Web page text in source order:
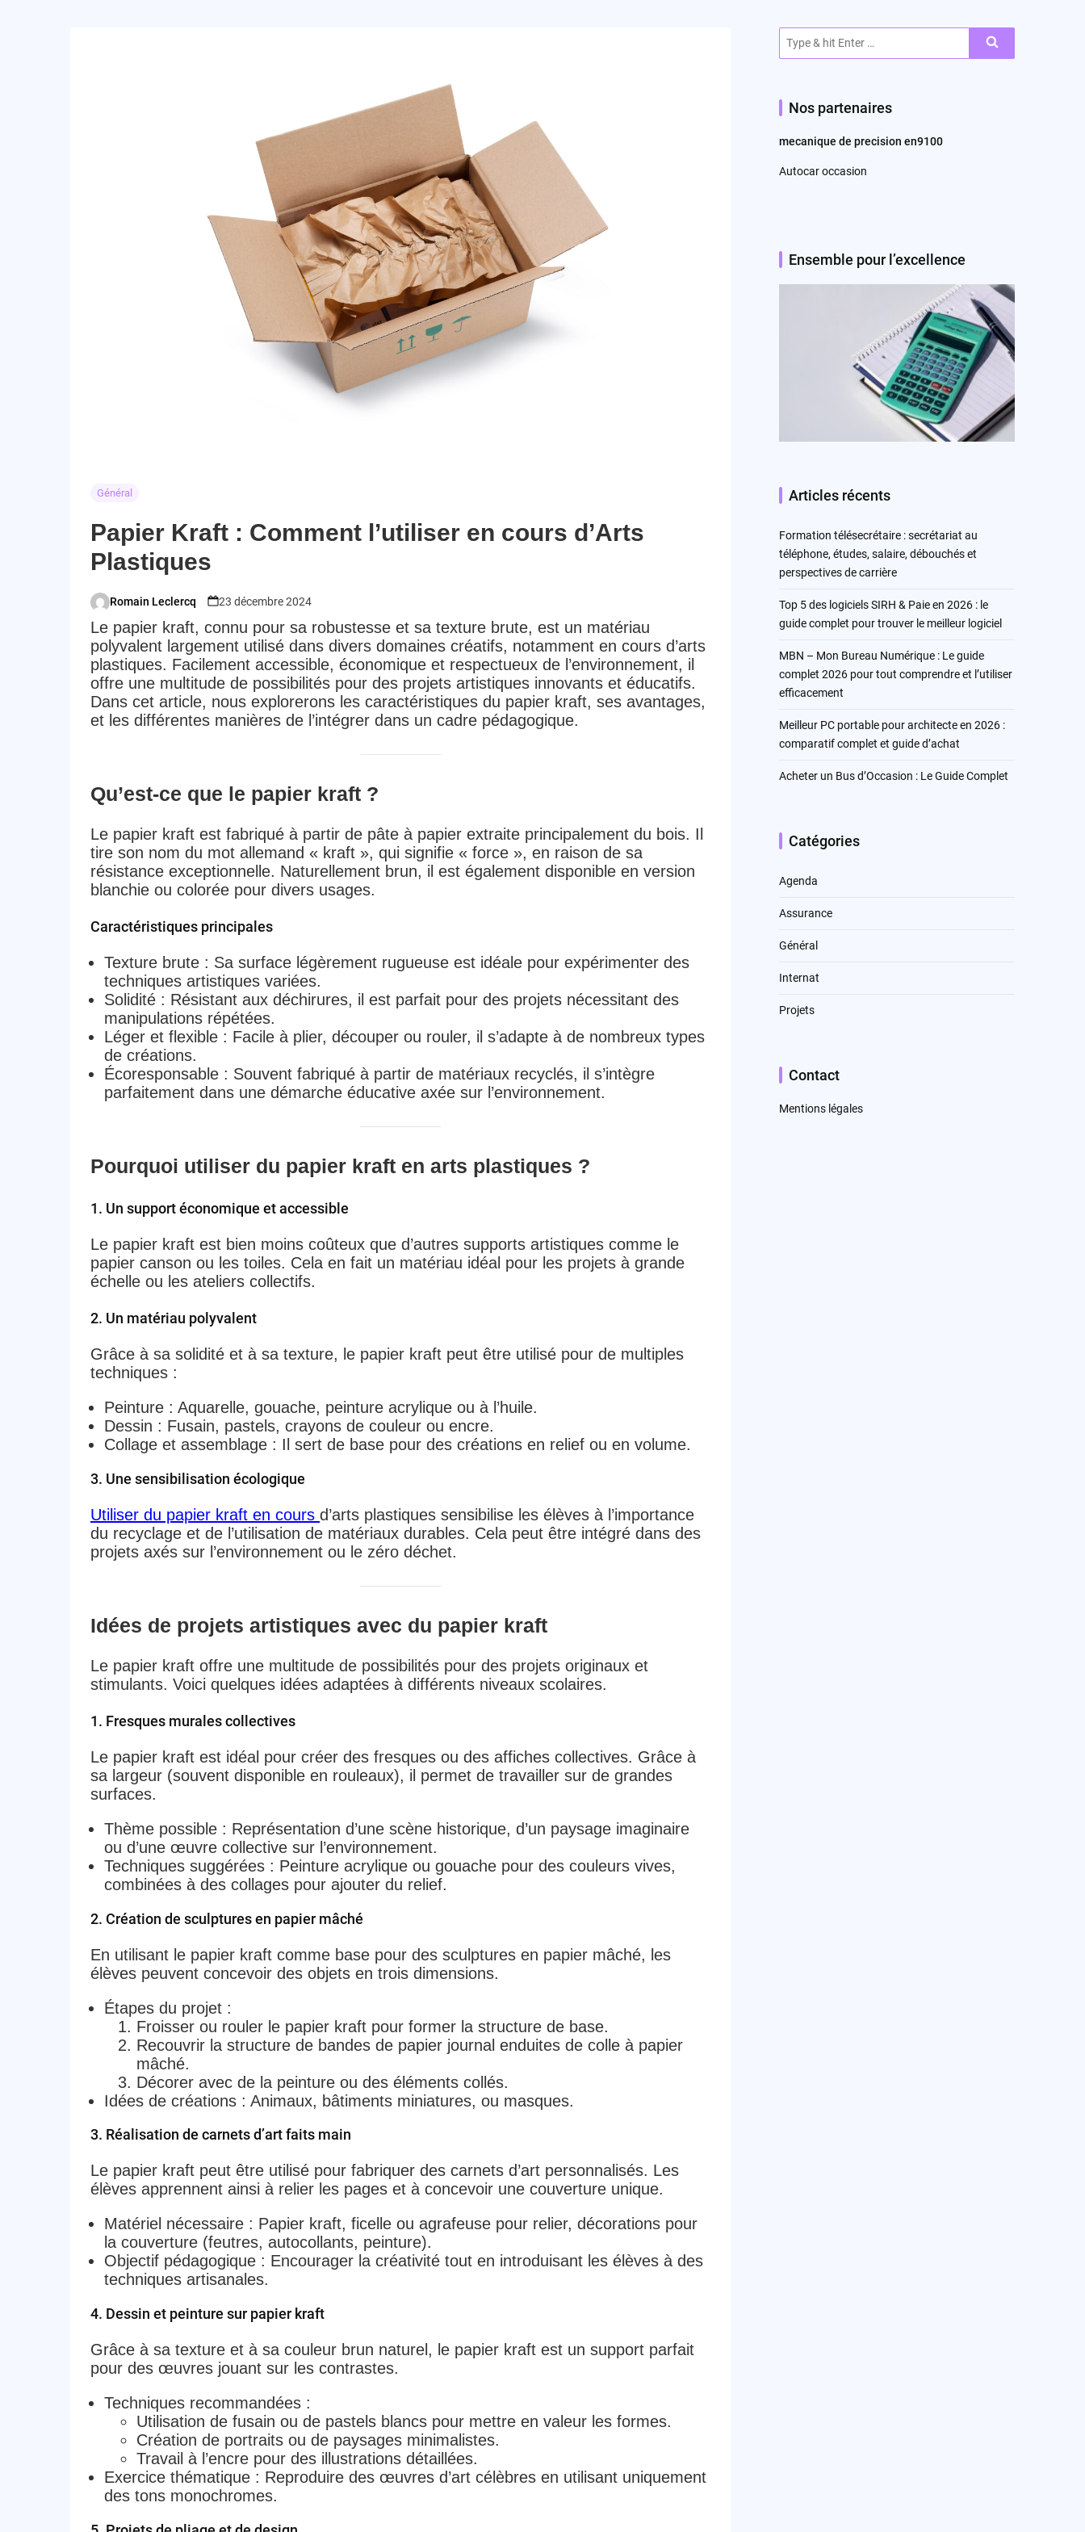
Général
Papier Kraft : Comment l’utiliser en cours d’Arts
Plastiques
Posted
by
Romain Leclercq 23 décembre 2024
Le papier kraft, connu pour sa robustesse et sa texture brute, est un matériau
polyvalent largement utilisé dans divers domaines créatifs, notamment en cours d’arts
plastiques. Facilement accessible, économique et respectueux de l’environnement, il
offre une multitude de possibilités pour des projets artistiques innovants et éducatifs.
Dans cet article, nous explorerons les caractéristiques du papier kraft, ses avantages,
et les différentes manières de l’intégrer dans un cadre pédagogique.
Qu’est-ce que le papier kraft ?
Le papier kraft est fabriqué à partir de pâte à papier extraite principalement du bois. Il
tire son nom du mot allemand « kraft », qui signifie « force », en raison de sa
résistance exceptionnelle. Naturellement brun, il est également disponible en version
blanchie ou colorée pour divers usages.
Caractéristiques principales
Texture brute: Sa surface légèrement rugueuse est idéale pour expérimenter des
techniques artistiques variées.
Solidité: Résistant aux déchirures, il est parfait pour des projets nécessitant des
manipulations répétées.
Léger et flexible: Facile à plier, découper ou rouler, il s’adapte à de nombreux types
de créations.
Écoresponsable: Souvent fabriqué à partir de matériaux recyclés, il s’intègre
parfaitement dans une démarche éducative axée sur l’environnement.
Pourquoi utiliser du papier kraft en arts plastiques ?
1. Un support économique et accessible
Le papier kraft est bien moins coûteux que d’autres supports artistiques comme le
papier canson ou les toiles. Cela en fait un matériau idéal pour les projets à grande
échelle ou les ateliers collectifs.
2. Un matériau polyvalent
Grâce à sa solidité et à sa texture, le papier kraft peut être utilisé pour de multiples
techniques :
Peinture: Aquarelle, gouache, peinture acrylique ou à l’huile.
Dessin : Fusain, pastels, crayons de couleur ou encre.
Collage et assemblage: Il sert de base pour des créations en relief ou en volume.
3. Une sensibilisation écologique
Utiliser du papier kraft en cours d’arts plastiques sensibilise les élèves à l’importance
du recyclage et de l’utilisation de matériaux durables. Cela peut être intégré dans des
projets axés sur l’environnement ou le zéro déchet.
Idées de projets artistiques avec du papier kraft
Le papier kraft offre une multitude de possibilités pour des projets originaux et
stimulants. Voici quelques idées adaptées à différents niveaux scolaires.
1. Fresques murales collectives
Le papier kraft est idéal pour créer des fresques ou des affiches collectives. Grâce à
sa largeur (souvent disponible en rouleaux), il permet de travailler sur de grandes
surfaces.
Thème possible: Représentation d’une scène historique, d’un paysage imaginaire
ou d’une œuvre collective sur l’environnement.
Techniques suggérées: Peinture acrylique ou gouache pour des couleurs vives,
combinées à des collages pour ajouter du relief.
2. Création de sculptures en papier mâché
En utilisant le papier kraft comme base pour des sculptures en papier mâché, les
élèves peuvent concevoir des objets en trois dimensions.
Étapes du projet:
Froisser ou rouler le papier kraft pour former la structure de base.
Recouvrir la structure de bandes de papier journal enduites de colle à papier
mâché.
Décorer avec de la peinture ou des éléments collés.
Idées de créations: Animaux, bâtiments miniatures, ou masques.
3. Réalisation de carnets d’art faits main
Le papier kraft peut être utilisé pour fabriquer des carnets d’art personnalisés. Les
élèves apprennent ainsi à relier les pages et à concevoir une couverture unique.
Matériel nécessaire: Papier kraft, ficelle ou agrafeuse pour relier, décorations pour
la couverture (feutres, autocollants, peinture).
Objectif pédagogique: Encourager la créativité tout en introduisant les élèves à des
techniques artisanales.
4. Dessin et peinture sur papier kraft
Grâce à sa texture et à sa couleur brun naturel, le papier kraft est un support parfait
pour des œuvres jouant sur les contrastes.
Techniques recommandées:
Utilisation de fusain ou de pastels blancs pour mettre en valeur les formes.
Création de portraits ou de paysages minimalistes.
Travail à l’encre pour des illustrations détaillées.
Exercice thématique: Reproduire des œuvres d’art célèbres en utilisant uniquement
des tons monochromes.
for:
Nos partenaires
mecanique de precision en9100
Autocar occasion
Ensemble pour l’excellence
Articles récents
Formation télésecrétaire : secrétariat au
téléphone, études, salaire, débouchés et
perspectives de carrière
Top 5 des logiciels SIRH & Paie en 2026 : le
guide complet pour trouver le meilleur logiciel
MBN – Mon Bureau Numérique : Le guide
complet 2026 pour tout comprendre et l’utiliser
efficacement
Meilleur PC portable pour architecte en 2026 :
comparatif complet et guide d’achat
Acheter un Bus d’Occasion : Le Guide Complet
Catégories
Agenda
Assurance
Général
Internat
Projets
Contact
Mentions légales